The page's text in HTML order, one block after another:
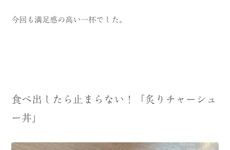
今回も満足感の高い一杯でした。
食べ出したら止まらない！「炙りチャーシュ
ー丼」